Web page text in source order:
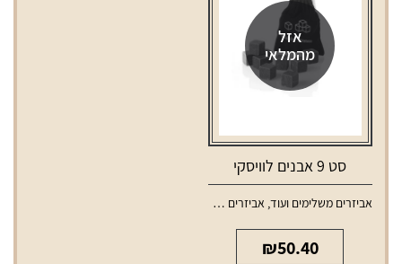
(ללא
סליל)
אזל
מהמלאי
סט 9 אבנים לוויסקי
אביזרים משלימים ועוד, אביזרים משלימים לאלכוהול
₪50.40